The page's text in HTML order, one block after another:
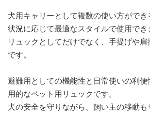
犬用キャリーとして複数の使い方ができ
状況に応じて最適なスタイルで使用でき
リュックとしてだけでなく、手提げや
です。
避難用としての機能性と日常使いの利
用的なペット用リュックです。
犬の安全を守りながら、飼い主の移動も